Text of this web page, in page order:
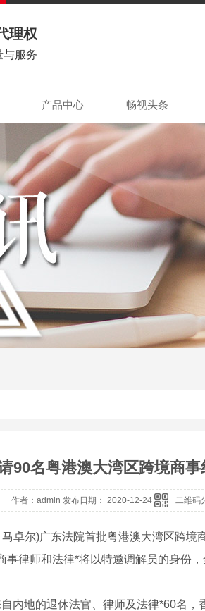
理权
与服务
产品中心 畅视头条
90名粤港澳大湾区跨境商
作者：admin 发布日期： 2020-12-24 二维码
尔)广东法院首批粤港澳大湾区跨境
事律师和法律*将以特邀调解员的身份
地的退休法官、律师及法律*60名，